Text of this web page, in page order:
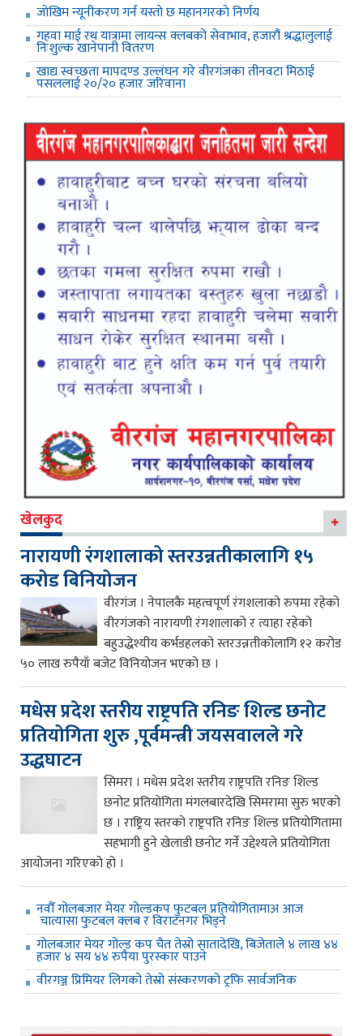
जाेखिम न्यूनीकरण गर्न यस्ताे छ महानगरकाे निर्णय
गहवा माई रथ यात्रामा लायन्स क्लबको सेवाभाव, हजारौं श्रद्धालुलाई
निःशुल्क खानेपानी वितरण
खाद्य स्वच्छता मापदण्ड उल्लंघन गरे वीरगंजका तीनवटा मिठाई
पसललाई २०/२० हजार जरिवाना
खेलकुद
नारायणी रंगशालाको स्तरउन्नतीकालागि १५
करोड बिनियोजन
वीरगंज । नेपालकै महत्वपूर्ण रंगशलाको रुपमा रहेको
वीरगंजको नारायणी रंगशालाको र त्याहा रहेको
बहुउद्धेश्यीय कर्भडहलको स्तरउन्नतीकोलागि १२ करोड
५० लाख रुपैयाँ बजेट विनियोजन भएको छ ।
मधेस प्रदेश स्तरीय राष्ट्रपति रनिङ शिल्ड छनोट
प्रतियोगिता शुरु ,पूर्वमन्त्री जयसवालले गरे
उद्धघाटन
सिमरा । मधेस प्रदेश स्तरीय राष्ट्रपति रनिङ शिल्ड
छनोट प्रतियोगिता मंगलबारदेखि सिमरामा सुरु भएको
छ । राष्ट्रिय स्तरको राष्ट्रपति रनिङ शिल्ड प्रतियोगितामा
सहभागी हुने खेलाडी छनोट गर्ने उद्देश्यले प्रतियोगिता
आयोजना गरिएको हो ।
नवौँ गोलबजार मेयर गोल्डकप फुटबल प्रतियोगितामाअ आज
चात्यासा फुटबल क्लब र विराटनगर भिड्ने
गोलबजार मेयर गोल्ड कप चैत तेस्रो सातादेखि, बिजेताले ४ लाख ४४
हजार ४ सय ४४ रुपैया पुरस्कार पाउने
वीरगञ्ज प्रिमियर लिगको तेस्रो संस्करणको ट्रफि सार्वजनिक